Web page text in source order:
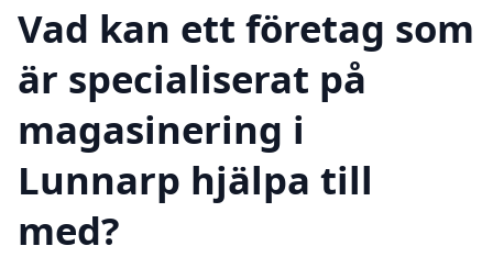
Vad kan ett företag som
är specialiserat på
magasinering i
Lunnarp hjälpa till
med?